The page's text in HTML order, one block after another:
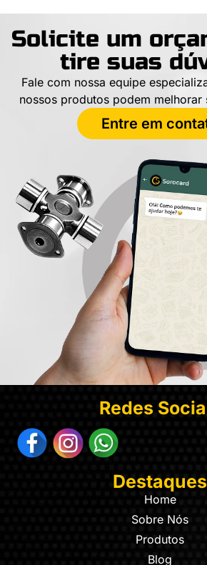
Solicite um
tire suas
Fale com nossa equipe
nossos produtos podem melhorar
Entre em
Redes
Destaques
Home
Sobre Nós
Produtos
Blog